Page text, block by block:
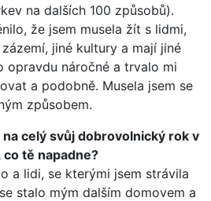
na dalších 100 způsobů).
že jsem musela žít s lidmi,
jiné kultury a mají jiné
opravdu náročné a trvalo mi
a podobně. Musela jsem se
způsobem.
celý svůj dobrovolnický rok v
tě napadne?
a lidi, se kterými jsem strávila
stalo mým dalším domovem a